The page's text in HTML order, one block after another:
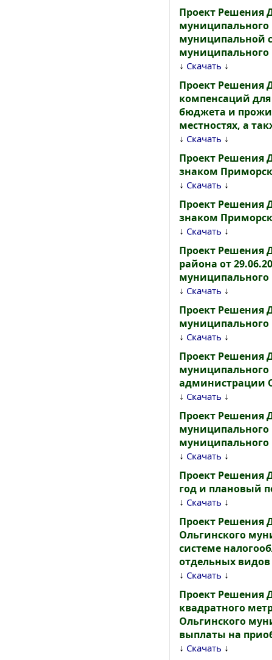
Проект Решения
муниципального
муниципальной
↓ Скачать ↓
Проект Решения
компенсаций
бюджета и
местностях, а
↓ Скачать ↓
Проект Решения
знаком
↓ Скачать ↓
Проект Решения
знаком
↓ Скачать ↓
Проект Решения
района от
муниципального
↓ Скачать ↓
Проект Решения
муниципального
↓ Скачать ↓
Проект Решения
муниципального
администрации
↓ Скачать ↓
Проект Решения
муниципального
муниципального
↓ Скачать ↓
Проект Решения
год и плановый
↓ Скачать ↓
Проект
Ольгинского
системе
отдельных видов
↓ Скачать ↓
Проект Решения
квадратного
Ольгинского
выплаты на
↓ Скачать ↓